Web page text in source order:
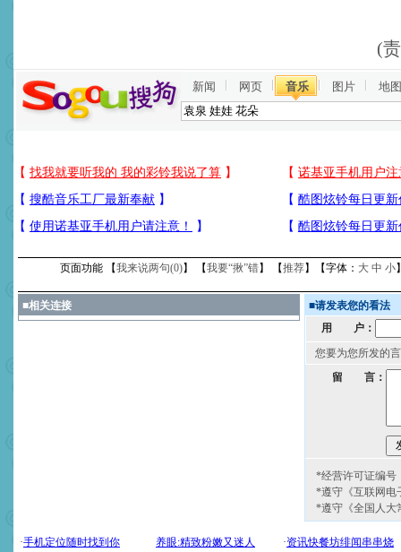
(
新闻 网页 音乐 图片 地图
页面功能 【我来说两句(0)】 【我要“揪”错】 【推荐】【字体： 大 中 小
■相关连接 ■请发表您的看法
用 户：
您要为您所发的
留 言：
*经营许可证编号
*遵守《互联网电
*遵守《全国人大